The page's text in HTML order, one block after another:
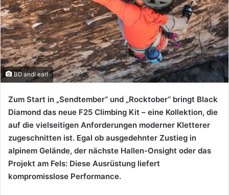
BD andi earl
Zum Start in „Sendtember“ und „Rocktober“ bringt Black
Diamond das neue F25 Climbing Kit – eine Kollektion, die
auf die vielseitigen Anforderungen moderner Kletterer
zugeschnitten ist. Egal ob ausgedehnter Zustieg in
alpinem Gelände, der nächste Hallen-Onsight oder das
Projekt am Fels: Diese Ausrüstung liefert
kompromisslose Performance.